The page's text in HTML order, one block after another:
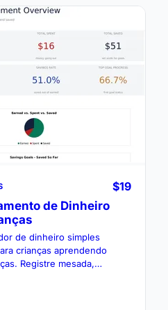
$19
de Dinheiro
de dinheiro simples
crianças aprendendo
Registre mesada,